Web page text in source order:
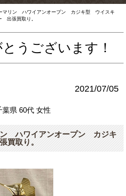
マリン ハワイアンオープン カジキ型 ウイスキ
出張買取り。
うございます！
2021/07/05
葉県 60代 女性
ン ハワイアンオープン カジキ
取り。